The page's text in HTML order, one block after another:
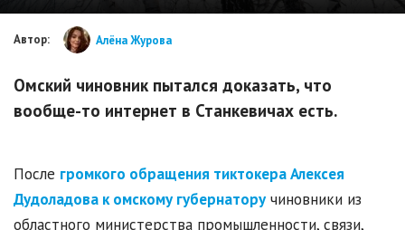
Автор: Алёна Журова
Омский чиновник пытался доказать, что
вообще-то интернет в Станкевичах есть.
После громкого обращения тиктокера Алексея
Дудоладова к омскому губернаторучиновники из
областного министерства промышленности, связи,